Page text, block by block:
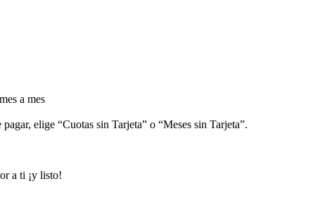
a mes
elige “Cuotas sin Tarjeta” o “Meses sin Tarjeta”.
a ti ¡y listo!